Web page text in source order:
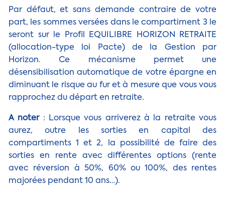
Par défaut, et sans demande contraire de votre
part, les sommes versées dans le compartiment 3 le
seront sur le Profil EQUILIBRE HORIZON RETRAITE
(allocation-type loi Pacte) de la Gestion par
Horizon. Ce mécanisme permet une
désensibilisation automatique de votre épargne en
diminuant le risque au fur et à mesure que vous vous
rapprochez du départ en retraite.
A noter: Lorsque vous arriverez à la retraite vous
aurez, outre les sorties en capital des
compartiments 1 et 2, la possibilité de faire des
sorties en rente avec différentes options (rente
avec réversion à 50%, 60% ou 100%, des rentes
majorées pendant 10 ans…).